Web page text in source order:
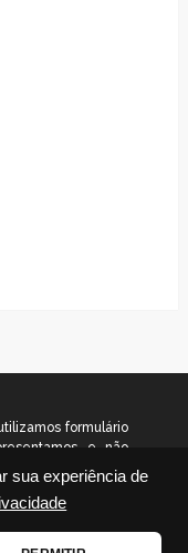
sua experiência de
formulário
e não
programa citado
© 2026
Todos os direitos